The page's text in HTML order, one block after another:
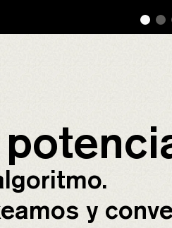
3 4
y